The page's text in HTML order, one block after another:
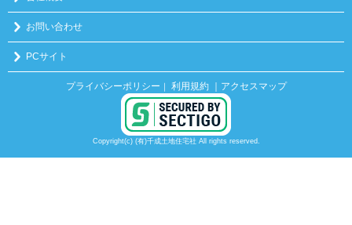
お問い合わせ
PCサイト
プライバシーポリシー ｜ 利用規約 ｜アクセスマップ
Copyright(c) (有)千成土地住宅社 All rights reserved.